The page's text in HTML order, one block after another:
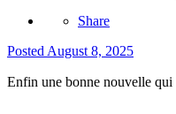
Share
Posted August 8, 2025
Enfin une bonne nouvelle qui